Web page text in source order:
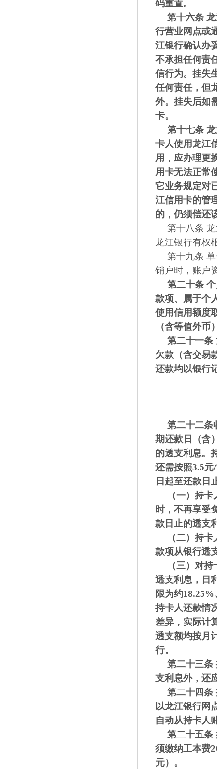
码重置。
第十六条
行营业网点或
江银行确认办
不承担任何责
信行为。挂失
任何责任，但
外。 挂失后如
卡。
第十七条
卡人使用龙江
用，应办理更
用卡无法正常
它业务规定对
江信用卡的管
的，仍须偿还
第十八条
龙江银行有权
第十九条
销户时，账户
第二十条
款项、属于个
使用信用额度
（含等值外币
第二十一条
欠款（含交易
还款均以银行
第二十二条
期还款日（含
的透支利息。
还需按照3.5元
日起至还款日
（一） 持卡
时，不再享受
款日止的透支
（二） 持卡
款项从银行透
（三） 对持
透支利息，日
限为约18.25%
持卡人还款情
差异， 实际计
透支额均按月
行。
第二十三条
支利息外，还
第二十四条
以龙江银行网
自动从持卡人
第二十五条
须缴纳工本费
元）。